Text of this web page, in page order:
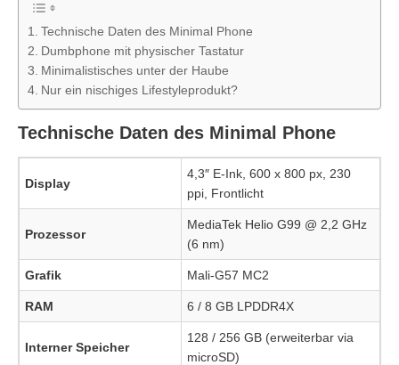
Technische Daten des Minimal Phone
Dumbphone mit physischer Tastatur
Minimalistisches unter der Haube
Nur ein nischiges Lifestyleprodukt?
Technische Daten des Minimal Phone
Display
4,3″ E-Ink, 600 x 800 px, 230
ppi, Frontlicht
Prozessor
MediaTek Helio G99 @ 2,2 GHz
(6 nm)
Grafik Mali-G57 MC2
RAM 6 / 8 GB LPDDR4X
Interner Speicher
128 / 256 GB (erweiterbar via
microSD)